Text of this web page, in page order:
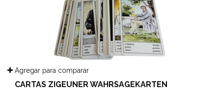
Agregar para comparar
CARTAS ZIGEUNER WAHRSAGEKARTEN